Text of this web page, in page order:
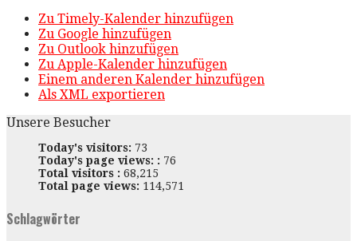
Zu Timely-Kalender hinzufügen
Zu Google hinzufügen
Zu Outlook hinzufügen
Zu Apple-Kalender hinzufügen
Einem anderen Kalender hinzufügen
Als XML exportieren
Unsere Besucher
Today's visitors: 73
Today's page views: : 76
Total visitors : 68,215
Total page views: 114,571
Schlagwörter